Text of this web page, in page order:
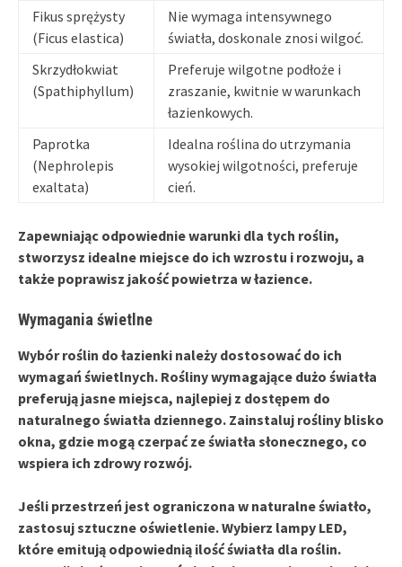
Fikus sprężysty
(Ficus elastica)
Nie wymaga intensywnego
światła, doskonale znosi wilgoć.
Skrzydłokwiat
(Spathiphyllum)
Preferuje wilgotne podłoże i
zraszanie, kwitnie w warunkach
łazienkowych.
Paprotka
(Nephrolepis
exaltata)
Idealna roślina do utrzymania
wysokiej wilgotności, preferuje
cień.
Zapewniając odpowiednie warunki dla tych roślin,
stworzysz idealne miejsce do ich wzrostu i rozwoju, a
także poprawisz jakość powietrza w łazience.
Wymagania świetlne
Wybór roślin do łazienki należy dostosować do ich
wymagań świetlnych. Rośliny wymagające dużo światła
preferują jasne miejsca, najlepiej z dostępem do
naturalnego światła dziennego. Zainstaluj rośliny blisko
okna, gdzie mogą czerpać ze światła słonecznego, co
wspiera ich zdrowy rozwój.
Jeśli przestrzeń jest ograniczona w naturalne światło,
zastosuj sztuczne oświetlenie. Wybierz lampy LED,
które emitują odpowiednią ilość światła dla roślin.